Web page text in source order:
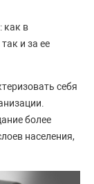
как в
и за ее
себя
более
населения,